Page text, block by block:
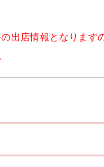
出店情報となります